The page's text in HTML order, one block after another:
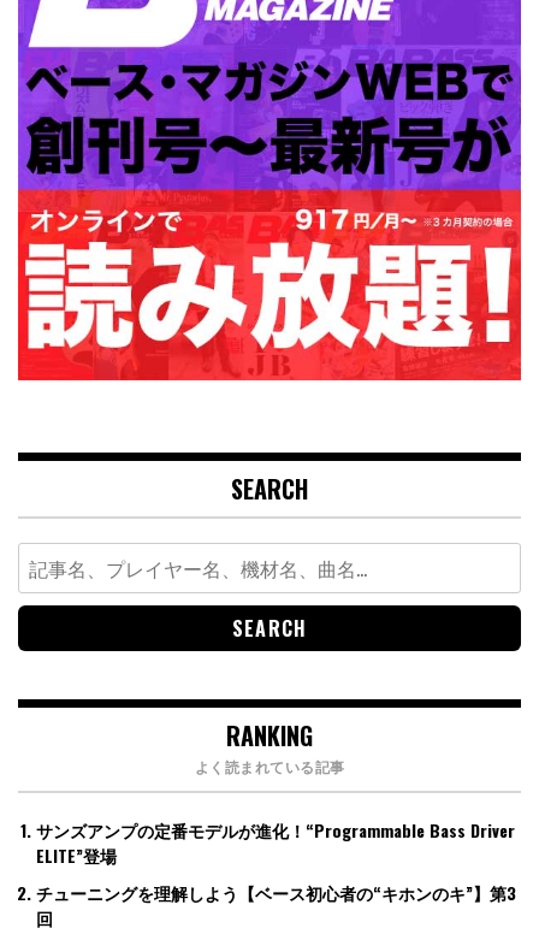
SEARCH
Search
for:
RANKING
よく読まれている記事
サンズアンプの定番モデルが進化！“Programmable Bass Driver
ELITE”登場
チューニングを理解しよう【ベース初心者の“キホンのキ”】第3
回